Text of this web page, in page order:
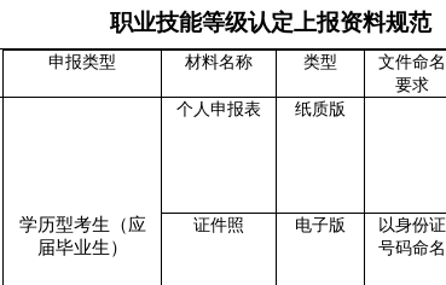
职业技能等级认定上报资料规范
申报类型 材料名称 类型
文件命名
要求
学历型考生（应
届毕业生）
个人申报表 纸质版
证件照
电子版
以身份证
号码命名